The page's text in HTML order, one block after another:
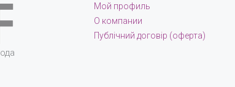
Мой профиль
О компании
Публічний договір (оферта)